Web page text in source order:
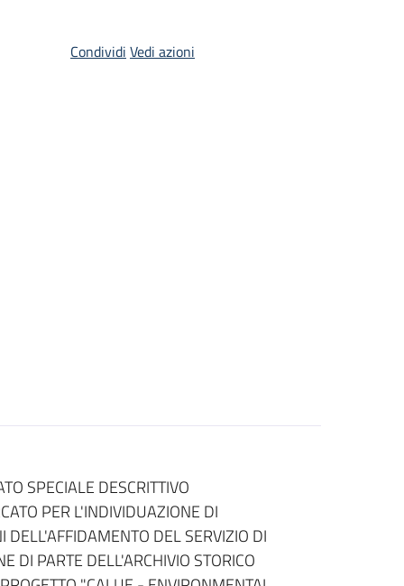
Condividi Vedi azioni
SPECIALE DESCRITTIVO
PER L'INDIVIDUAZIONE DI
DELL'AFFIDAMENTO DEL SERVIZIO DI
DI PARTE DELL'ARCHIVIO STORICO